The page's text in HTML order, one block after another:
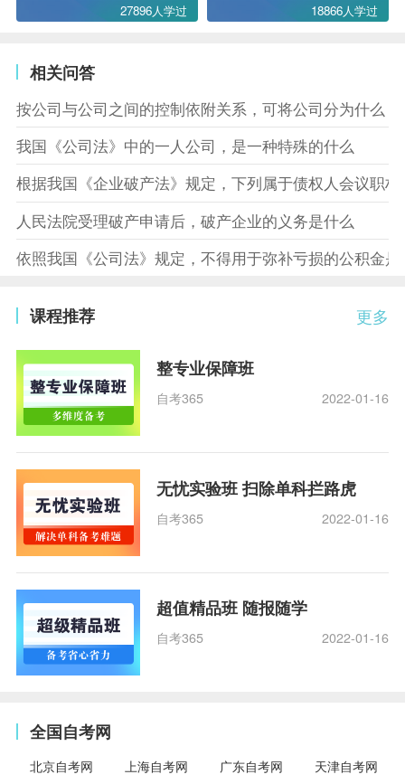
27896人学过 18866人学过
相关问答
按公司与公司之间的控制依附关系，可将公司分为什么
我国《公司法》中的一人公司，是一种特殊的什么
根据我国《企业破产法》规定，下列属于债权人会议职
人民法院受理破产申请后，破产企业的义务是什么
依照我国《公司法》规定，不得用于弥补亏损的公积金是
更多
课程推荐
整专业保障班
自考365 2022-01-16
无忧实验班 扫除单科拦路虎
自考365 2022-01-16
超值精品班 随报随学
自考365 2022-01-16
全国自考网
北京自考网 上海自考网 广东自考网
天津自考网